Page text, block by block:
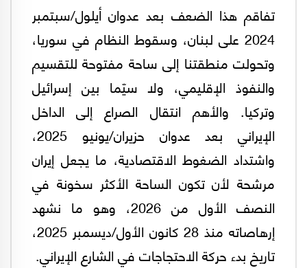
تفاقم هذا الضعف بعد عدوان أيلول/سبتمبر
2024 على لبنان، وسقوط النظام في سوريا،
وتحولت منطقتنا إلى ساحة مفتوحة للتقسيم
والنفوذ الإقليمي، ولا سيّما بين إسرائيل
وتركيا. والأهم انتقال الصراع إلى الداخل
الإيراني بعد عدوان حزيران/يونيو 2025،
واشتداد الضغوط الاقتصادية، ما يجعل إيران
مرشحة لأن تكون الساحة الأكثر سخونة في
النصف الأول من 2026، وهو ما نشهد
إرهاصاته منذ 28 كانون الأول/ديسمبر 2025،
تاريخ بدء حركة الاحتجاجات في الشارع الإيراني.